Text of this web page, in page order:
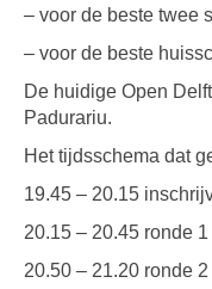
– voor de beste twee
– voor de beste
De huidige Open
Padurariu.
Het tijdsschema dat
19.45 – 20.15
20.15 – 20.45 ronde 1
20.50 – 21.20 ronde 2